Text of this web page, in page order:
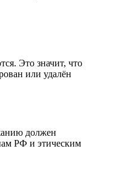
Это значит, что
или удалён
должен
РФ и этическим